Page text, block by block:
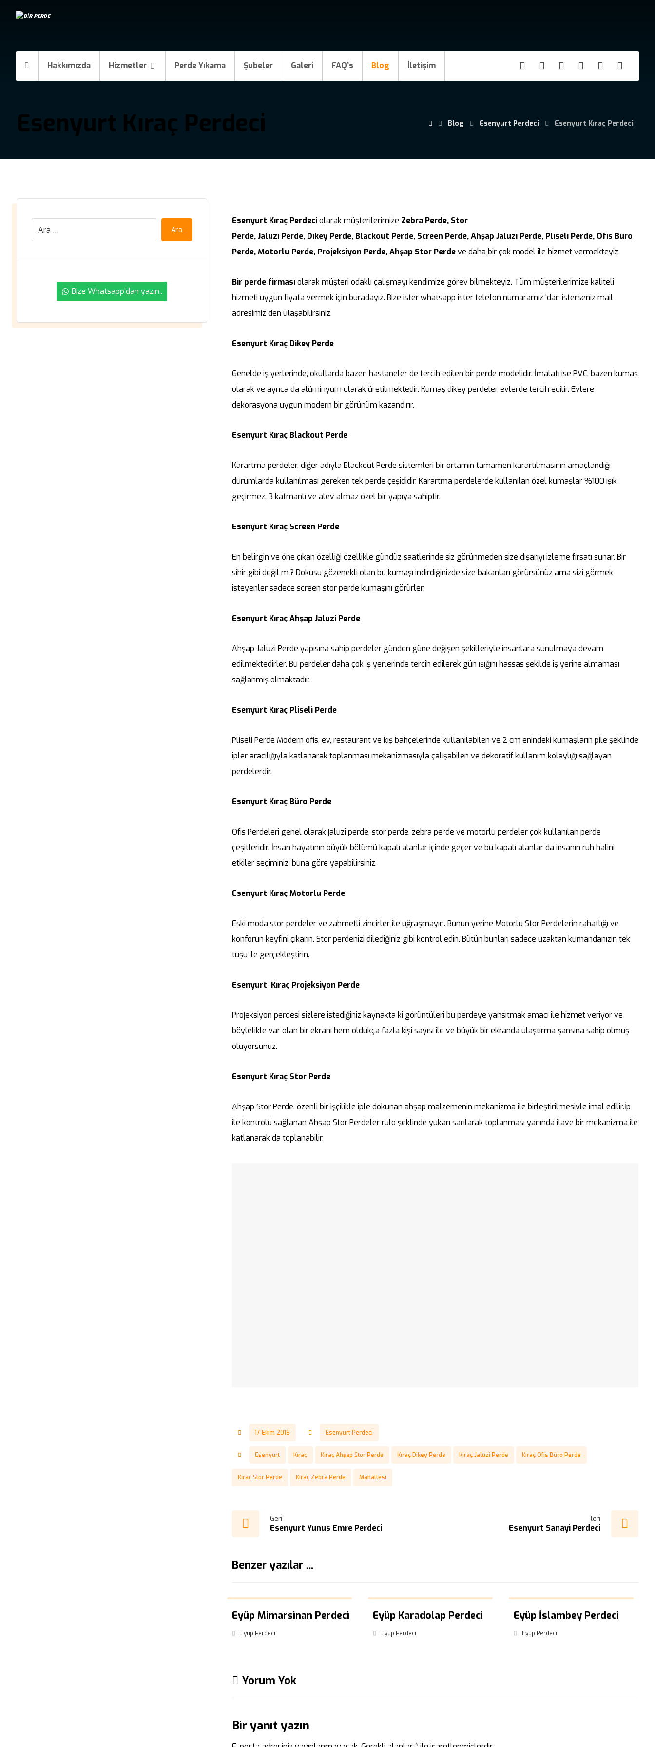
Hakkımızda Hizmetler Perde Yıkama Şubeler Galeri FAQ’s Blog İletişim
Esenyurt Kıraç Perdeci Blog Esenyurt Perdeci Esenyurt Kıraç Perdeci
Esenyurt Kıraç Perdeciolarak müşterilerimize Zebra Perde, Stor
Perde, Jaluzi Perde, Dikey Perde, Blackout Perde, Screen Perde, Ahşap Jaluzi Perde, Pliseli Perde, Ofis Büro
Perde, Motorlu Perde, Projeksiyon Perde, Ahşap Stor Perdeve daha bir çok model ile hizmet vermekteyiz.
Bir perde firmasıolarak müşteri odaklı çalışmayı kendimize görev bilmekteyiz. Tüm müşterilerimize kaliteli
hizmeti uygun fiyata vermek için buradayız. Bize ister whatsapp ister telefon numaramız ‘dan isterseniz mail
adresimiz den ulaşabilirsiniz.
Esenyurt Kıraç Dikey Perde
Genelde iş yerlerinde, okullarda bazen hastaneler de tercih edilen bir perde modelidir. İmalatı ise PVC, bazen kumaş
olarak ve ayrıca da alüminyum olarak üretilmektedir. Kumaş dikey perdeler evlerde tercih edilir. Evlere
dekorasyona uygun modern bir görünüm kazandırır.
Esenyurt Kıraç Blackout Perde
Karartma perdeler, diğer adıyla Blackout Perde sistemleri bir ortamın tamamen karartılmasının amaçlandığı
durumlarda kullanılması gereken tek perde çeşididir. Karartma perdelerde kullanılan özel kumaşlar %100 ışık
geçirmez, 3 katmanlı ve alev almaz özel bir yapıya sahiptir.
Esenyurt Kıraç Screen Perde
En belirgin ve öne çıkan özelliği özellikle gündüz saatlerinde siz görünmeden size dışarıyı izleme fırsatı sunar. Bir
sihir gibi değil mi? Dokusu gözenekli olan bu kumaşı indirdiğinizde size bakanları görürsünüz ama sizi görmek
isteyenler sadece screen stor perde kumaşını görürler.
Esenyurt Kıraç Ahşap Jaluzi Perde
Ahşap Jaluzi Perde yapısına sahip perdeler günden güne değişen şekilleriyle insanlara sunulmaya devam
edilmektedirler. Bu perdeler daha çok iş yerlerinde tercih edilerek gün ışığını hassas şekilde iş yerine almaması
sağlanmış olmaktadır.
Esenyurt Kıraç Pliseli Perde
Pliseli Perde Modern ofis, ev, restaurant ve kış bahçelerinde kullanılabilen ve 2 cm enindeki kumaşların pile şeklinde
ipler aracılığıyla katlanarak toplanması mekanizmasıyla çalışabilen ve dekoratif kullanım kolaylığı sağlayan
perdelerdir.
Esenyurt Kıraç Büro Perde
Ofis Perdeleri genel olarak jaluzi perde, stor perde, zebra perde ve motorlu perdeler çok kullanılan perde
çeşitleridir. İnsan hayatının büyük bölümü kapalı alanlar içinde geçer ve bu kapalı alanlar da insanın ruh halini
etkiler seçiminizi buna göre yapabilirsiniz.
Esenyurt Kıraç Motorlu Perde
Eski moda stor perdeler ve zahmetli zincirler ile uğraşmayın. Bunun yerine Motorlu Stor Perdelerin rahatlığı ve
konforun keyfini çıkarın. Stor perdenizi dilediğiniz gibi kontrol edin. Bütün bunları sadece uzaktan kumandanızın tek
tuşu ile gerçekleştirin.
Esenyurt Kıraç Projeksiyon Perde
Projeksiyon perdesi sizlere istediğiniz kaynakta ki görüntüleri bu perdeye yansıtmak amacı ile hizmet veriyor ve
böylelikle var olan bir ekranı hem oldukça fazla kişi sayısı ile ve büyük bir ekranda ulaştırma şansına sahip olmuş
oluyorsunuz.
Esenyurt Kıraç Stor Perde
Ahşap Stor Perde, özenli bir işçilikle iple dokunan ahşap malzemenin mekanizma ile birleştirilmesiyle imal edilir.İp
ile kontrolü sağlanan Ahşap Stor Perdeler rulo şeklinde yukarı sarılarak toplanması yanında ilave bir mekanizma ile
katlanarak da toplanabilir.
17 Ekim 2018 Esenyurt Perdeci
Esenyurt Kıraç Kıraç Ahşap Stor Perde Kıraç Dikey Perde Kıraç Jaluzi Perde Kıraç Ofis Büro Perde
Kıraç Stor Perde Kıraç Zebra Perde Mahallesi
Geri
Esenyurt Yunus Emre Perdeci
İleri
Esenyurt Sanayi Perdeci
Benzer yazılar ...
Eyüp Mimarsinan Perdeci
Eyüp Perdeci
Eyüp Karadolap Perdeci
Eyüp Perdeci
Eyüp İslambey Perdeci
Eyüp Perdeci
Yorum Yok
Bir yanıt yazın
Ara
Bize Whatsapp'dan yazın..